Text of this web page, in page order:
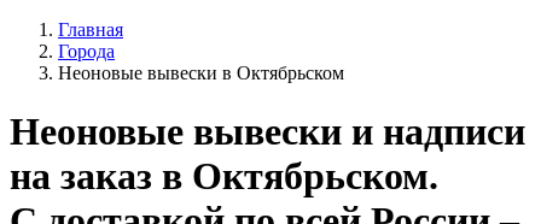
Главная
Города
Неоновые вывески в Октябрьском
Неоновые вывески и надписи
на заказ в Октябрьском.